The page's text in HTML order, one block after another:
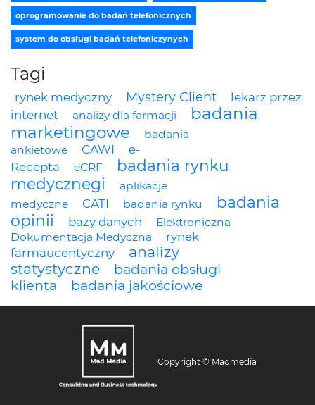
oprogramowanie do badań telefonicznych
system do obsługi badań telefoniczynych
Tagi
rynek medyczny Mystery Client
lekarz przez
internet
analizy dla farmacji
badania
marketingowe
badania
ankietowe
CAWI
e-
Recepta
eCRF
badania rynku
medycznegi
aplikacje
medyczne
CATI badania rynku
badania
opinii
bazy danych
Elektroniczna
Dokumentacja Medyczna
rynek
farmaucentyczny
analizy
statystyczne
badania obsługi
klienta
badania jakościowe
Copyright © Madmedia